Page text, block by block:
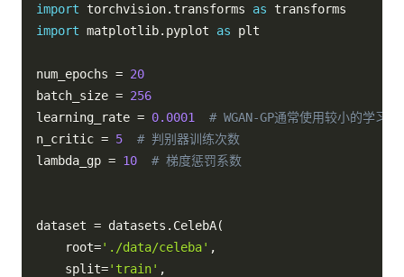
import torchvision.transforms as
import matplotlib. pyplot as plt
num_epochs = 20
batch_size = 256
learning_rate = 0.0001
# WGAN-GP通常使用较小的学习率
n_critic = 5
# 判别器训练次数
lambda_gp = 10 # 梯度惩罚系数
dataset = datasets . CelebA(
    root
='./data/celeba' ,
    split
='train' ,